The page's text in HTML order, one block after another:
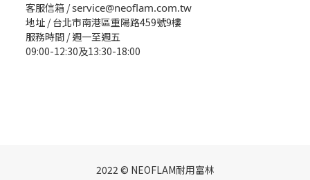
客服信箱 /service@neoflam.com.tw
地址 / 台北市南港區重陽路459號9樓
服務時間 / 週一至週五
09:00-12:30及13:30-18:00
2022 © NEOFLAM耐用富林